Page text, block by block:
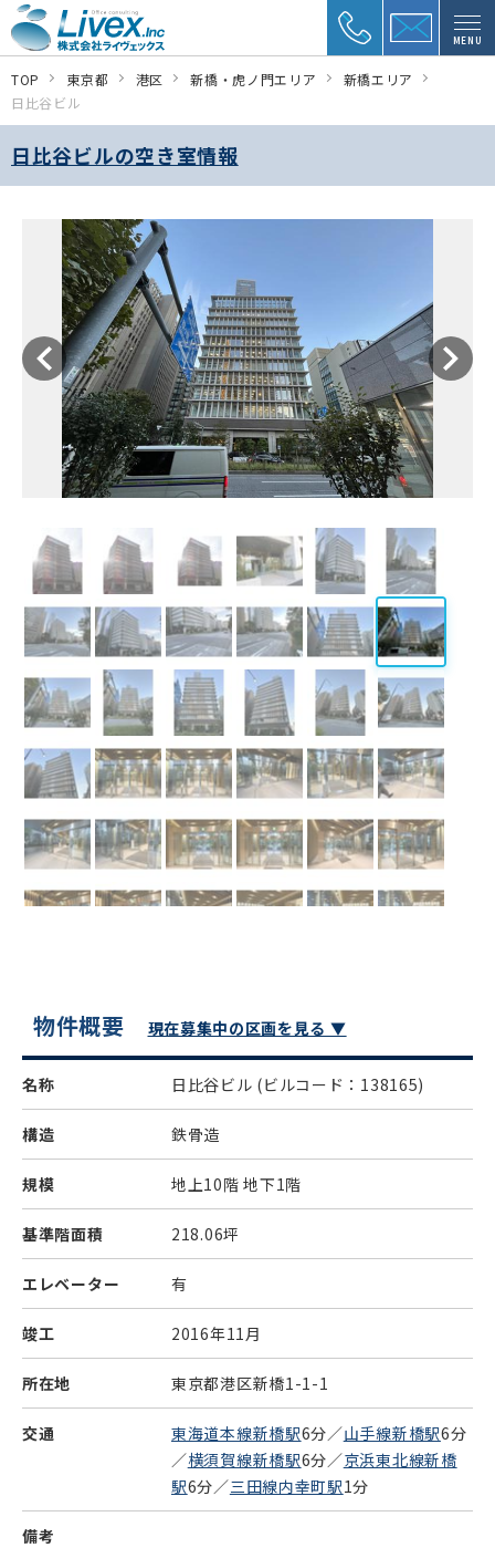
MENU
TOP 東京都 港区 新橋・虎ノ門エリア
新橋エリア
日比谷ビル
日比谷ビルの空き室情報
物件概要 現在募集中の区画を見る ▼
名称 日比谷ビル (ビルコード：138165)
構造 鉄骨造
規模 地上10階 地下1階
基準階面積 218.06坪
エレベーター 有
竣工 2016年11月
所在地 東京都港区新橋1-1-1
交通 東海道本線新橋駅6分／山手線新橋駅6分
／横須賀線新橋駅6分／京浜東北線新橋
駅6分／三田線内幸町駅1分
備考